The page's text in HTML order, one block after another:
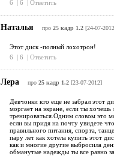
6
| 6 | Ответить
Наталья про 25 кадр 1.2[24-07-
Этот диск -полный лохотрон!
6
| 6 | Ответить
Лера про 25 кадр 1.2[23-07-2012]
Девчонки кто еще не забрал этот
моргает на экране, если ты хочешь
тренироваться.Одним словом это
если вы придя на почту увидете
правильного питания, спорта,
пару лет как хотела купить этот
как и многие другие выбросила
обманутые надежды ты все